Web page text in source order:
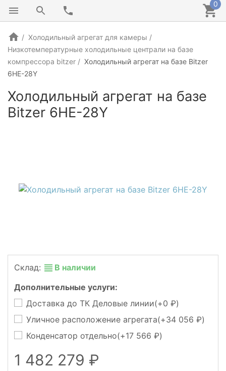
0
Холодильный агрегат для камеры
Низкотемпературные холодильные централи на базе
компрессора bitzer
Холодильный агрегат на базе Bitzer
6HE-28Y
Холодильный агрегат на базе
Bitzer 6HE-28Y
Склад:
В наличии
Дополнительные услуги:
Доставка до ТК Деловые линии(+0
)
Уличное расположение агрегата(+34 056
)
Конденсатор отдельно(+17 566 )
1 482 279